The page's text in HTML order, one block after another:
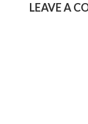
LEAVE A